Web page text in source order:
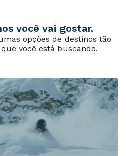
você vai gostar.
opções de destinos tão
você está buscando.